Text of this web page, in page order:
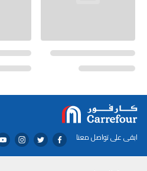
ابقى على تواصل معنا